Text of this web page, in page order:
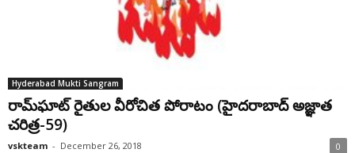
Hyderabad Mukti Sangram
రామ్‌ఘాట్ రైతుల వీరోచిత పోరాటం (హైదరాబాద్ అజ్ఞాత
చరిత్ర-59)
vskteam - December 26, 2018 0